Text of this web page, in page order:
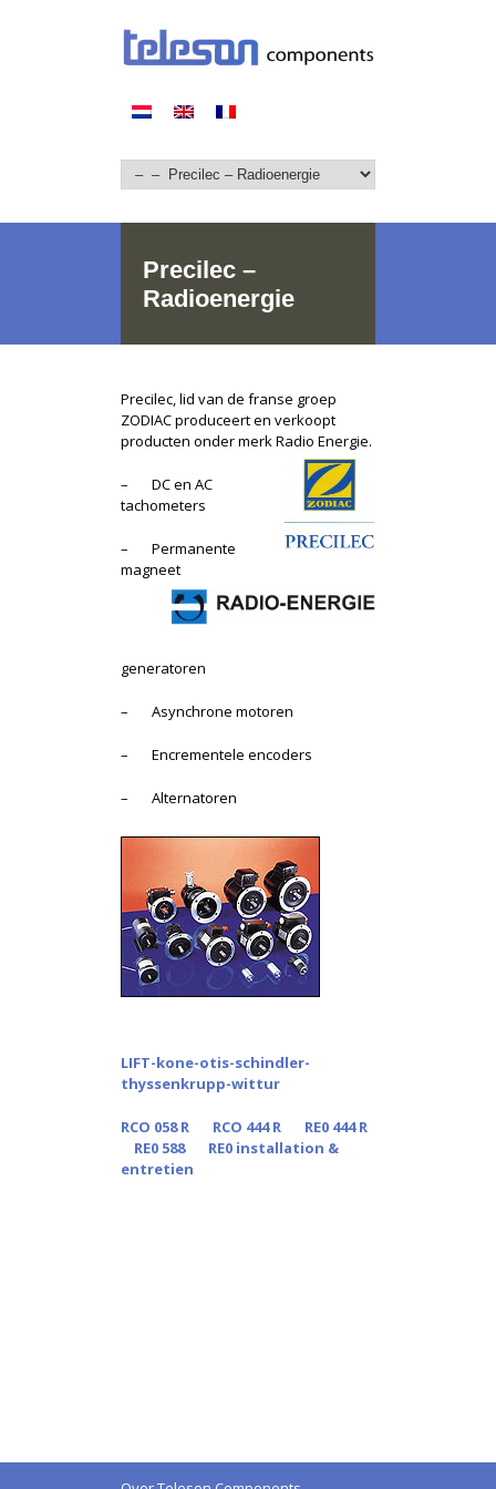
Precilec –
Radioenergie
Precilec, lid van de franse groep
ZODIAC produceert en verkoopt
producten onder merk Radio Energie.
– DC en AC
tachometers
– Permanente
magneet
generatoren
– Asynchrone motoren
– Encrementele encoders
– Alternatoren
LIFT-kone-otis-schindler-
thyssenkrupp-wittur
RCO 058 R RCO 444 R
RE0 444 R
RE0 588
RE0 installation &
entretien